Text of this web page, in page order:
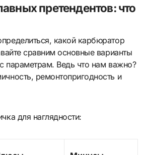
претендентов: что
какой карбюратор
сравним основные варианты
параметрам. Ведь что нам важно?
ремонтопригодность и
для наглядности: